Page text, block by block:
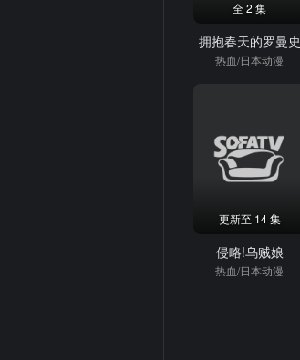
全 2 集
拥抱春天的罗曼史
热血/日本动漫
更新至 14 集
侵略!乌贼娘
热血/日本动漫